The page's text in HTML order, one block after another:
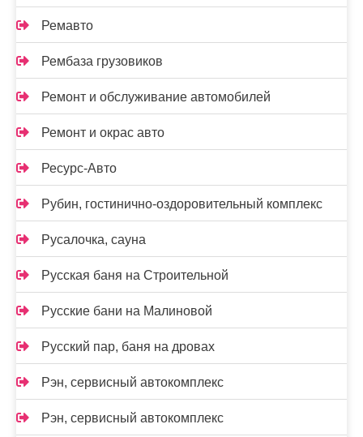
Ремавто
Рембаза грузовиков
Ремонт и обслуживание автомобилей
Ремонт и окрас авто
Ресурс-Авто
Рубин, гостинично-оздоровительный комплекс
Русалочка, сауна
Русская баня на Строительной
Русские бани на Малиновой
Русский пар, баня на дровах
Рэн, сервисный автокомплекс
Рэн, сервисный автокомплекс